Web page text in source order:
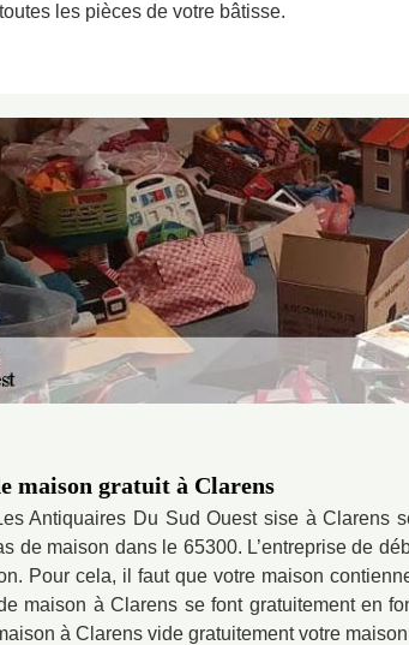
les pièces de votre bâtisse.
maison gratuit à Clarens
Antiquaires Du Sud Ouest sise à
de maison dans le 65300. L’entreprise de
Pour cela, il faut que votre maison
maison à Clarens se font gratuitement en
à Clarens vide gratuitement votre